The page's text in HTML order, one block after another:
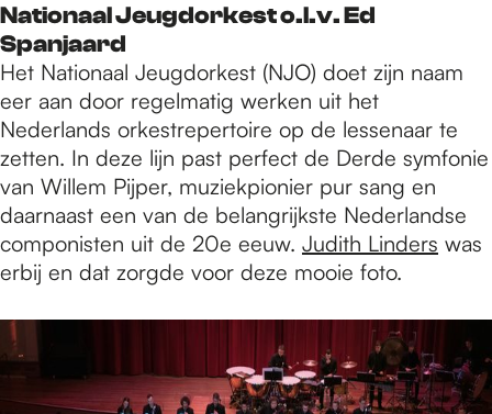
Nationaal Jeugdorkest o.l.v. Ed
Spanjaard
Het Nationaal Jeugdorkest (NJO) doet zijn naam
eer aan door regelmatig werken uit het
Nederlands orkestrepertoire op de lessenaar te
zetten. In deze lijn past perfect de Derde symfonie
van Willem Pijper, muziekpionier pur sang en
daarnaast een van de belangrijkste Nederlandse
componisten uit de 20e eeuw. Judith Linders was
erbij en dat zorgde voor deze mooie foto.